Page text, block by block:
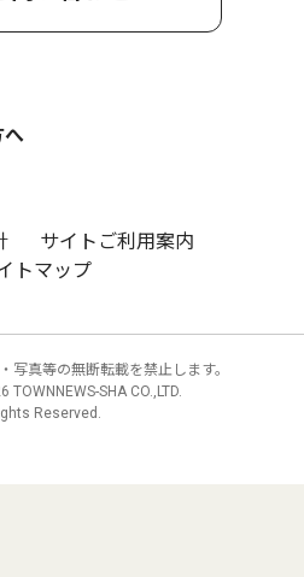
へ
サイトご利用案内
トマップ
写真等の無断転載を禁止します。
TOWNNEWS-SHA CO.,LTD.
Reserved.